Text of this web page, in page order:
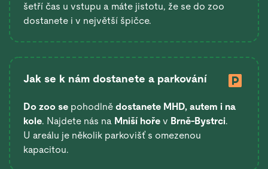
šetří čas u vstupu a máte jistotu, že se do zoo
dostanete i v největší špičce.
Jak se k nám dostanete a parkování
Do zoo se pohodlně dostanete MHD, autem i na
kole. Najdete nás na Mniší hoře v Brně-Bystrci.
U areálu je několik parkovišť s omezenou
kapacitou.